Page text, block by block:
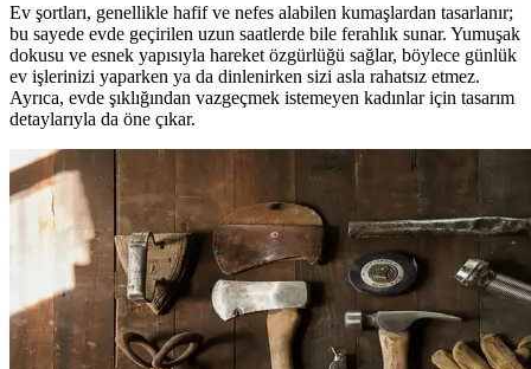
Ev şortları, genellikle hafif ve nefes alabilen kumaşlardan tasarlanır;
bu sayede evde geçirilen uzun saatlerde bile ferahlık sunar. Yumuşak
dokusu ve esnek yapısıyla hareket özgürlüğü sağlar, böylece günlük
ev işlerinizi yaparken ya da dinlenirken sizi asla rahatsız etmez.
Ayrıca, evde şıklığından vazgeçmek istemeyen kadınlar için tasarım
detaylarıyla da öne çıkar.